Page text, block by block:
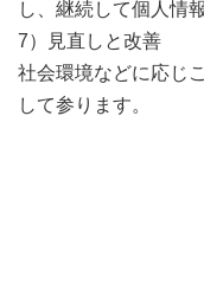
し、継続して個人情
7）見直しと改善
社会環境などに応じ
して参ります。